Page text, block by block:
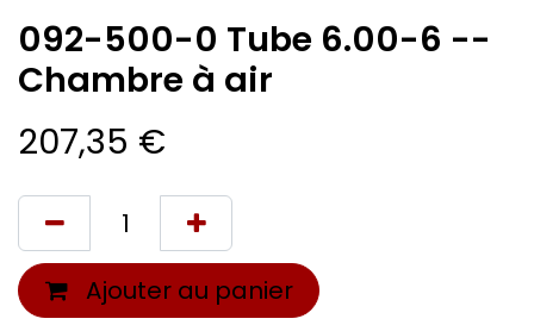
092-500-0 Tube 6.00-6 --
Chambre à air
207,35 €
Ajouter au panier